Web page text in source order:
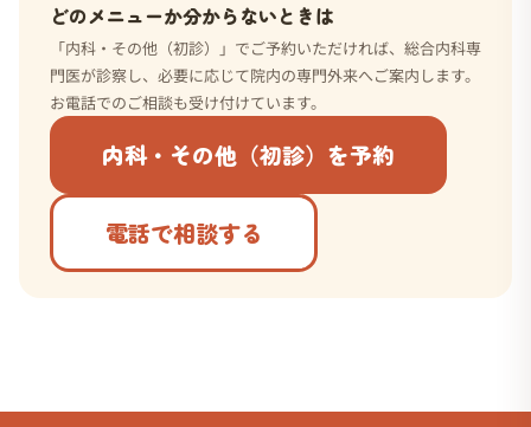
どのメニューか分からないときは
「内科・その他（初診）」でご予約いただければ、総合内科専
門医が診察し、必要に応じて院内の専門外来へご案内します。
お電話でのご相談も受け付けています。
内科・その他（初診）を予約
電話で相談する